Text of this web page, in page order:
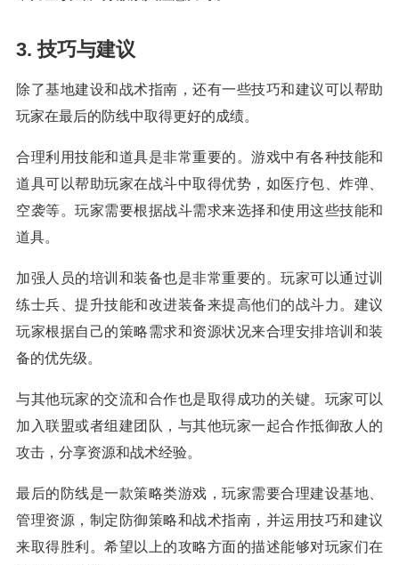
3. 技巧与建议
除了基地建设和战术指南，还有一些技巧和建议可以帮助
玩家在最后的防线中取得更好的成绩。
合理利用技能和道具是非常重要的。游戏中有各种技能和
道具可以帮助玩家在战斗中取得优势，如医疗包、炸弹、
空袭等。玩家需要根据战斗需求来选择和使用这些技能和
道具。
加强人员的培训和装备也是非常重要的。玩家可以通过训
练士兵、提升技能和改进装备来提高他们的战斗力。建议
玩家根据自己的策略需求和资源状况来合理安排培训和装
备的优先级。
与其他玩家的交流和合作也是取得成功的关键。玩家可以
加入联盟或者组建团队，与其他玩家一起合作抵御敌人的
攻击，分享资源和战术经验。
最后的防线是一款策略类游戏，玩家需要合理建设基地、
管理资源，制定防御策略和战术指南，并运用技巧和建议
来取得胜利。希望以上的攻略方面的描述能够对玩家们在